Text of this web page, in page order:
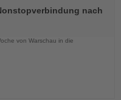
nach
von Warschau in die